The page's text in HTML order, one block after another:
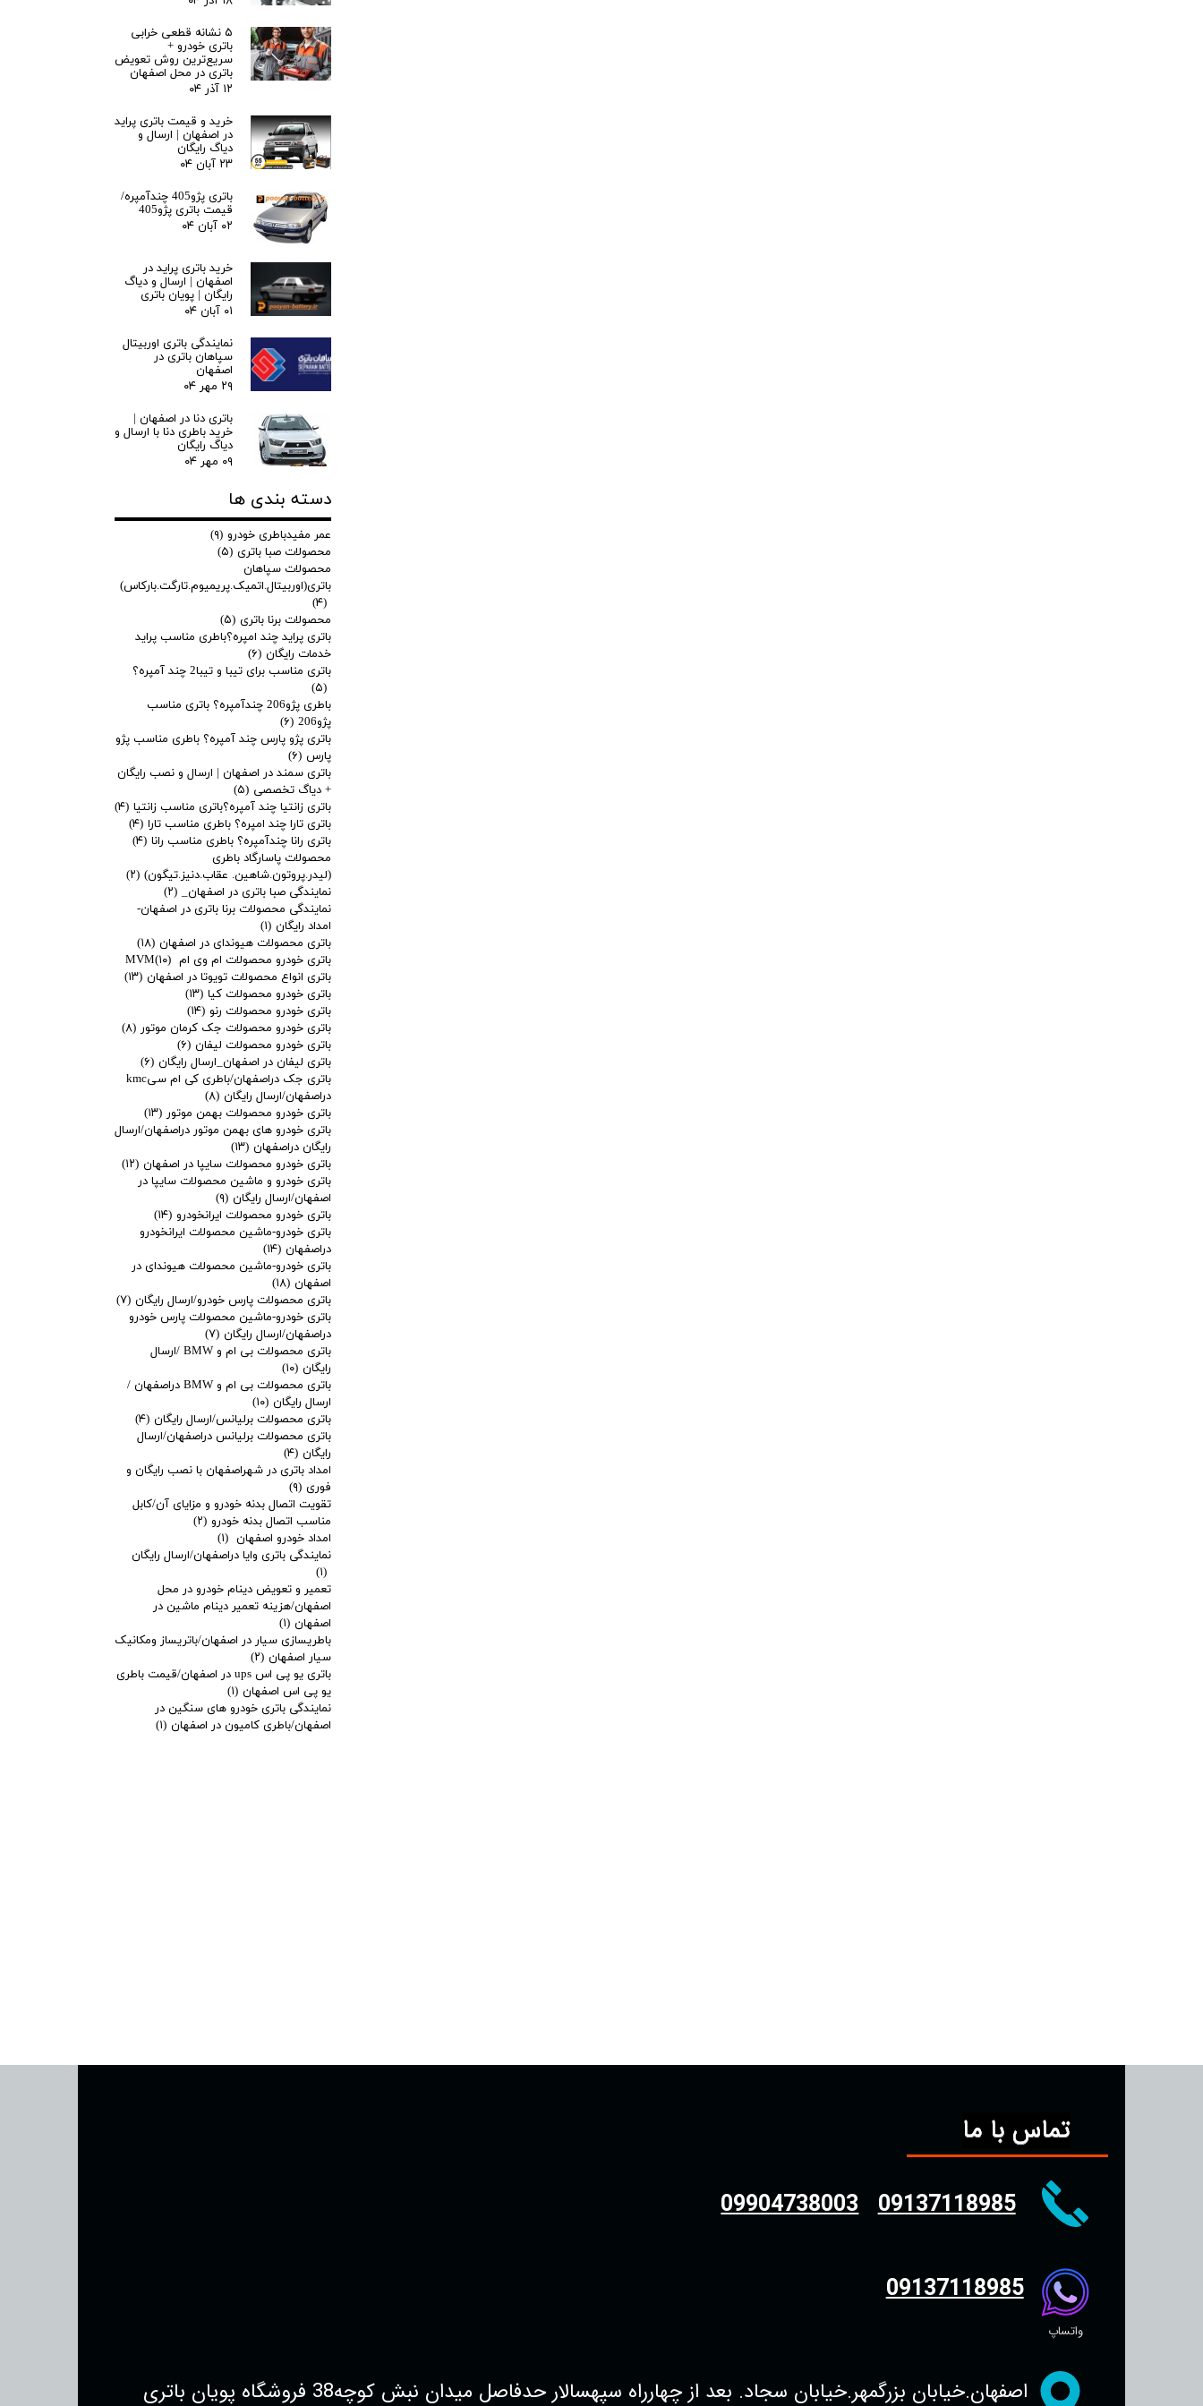
۵ نشانه قطعی خرابی
باتری خودرو +
سریع‌ترین روش تعویض
باتری در محل اصفهان
۱۲ آذر ۰۴
خرید و قیمت باتری پراید
در اصفهان | ارسال و
دیاگ رایگان
۲۳ آبان ۰۴
باتری پژو405 چندآمپره/
قیمت باتری پژو405
۰۲ آبان ۰۴
خرید باتری پراید در
اصفهان | ارسال و دیاگ
رایگان | پویان باتری
۰۱ آبان ۰۴
نمایندگی باتری اوربیتال
سپاهان باتری در
اصفهان
۲۹ مهر ۰۴
باتری دنا در اصفهان |
خرید باطری دنا با ارسال و
دیاگ رایگان
۰۹ مهر ۰۴
دسته بندی ها
عمر مفیدباطری خودرو (۹)
محصولات صبا باتری (۵)
محصولات سپاهان
باتری(اوربیتال.اتمیک.پریمیوم.تارگت.بارکاس)
(۴)
محصولات برنا باتری (۵)
باتری پراید چند امپره؟باطری مناسب پراید
خدمات رایگان (۶)
باتری مناسب برای تیبا و تیبا2 چند آمپره؟
(۵)
باطری پژو206 چندآمپره؟ باتری مناسب
پژو206
(۶)
باتری پژو پارس چند آمپره؟ باطری مناسب پژو
پارس (۶)
باتری سمند در اصفهان | ارسال و نصب رایگان
+ دیاگ تخصصی (۵)
باتری زانتیا چند آمپره؟باتری مناسب زانتیا (۴)
باتری تارا چند امپره؟ باطری مناسب تارا (۴)
باتری رانا چندآمپره؟ باطری مناسب رانا (۴)
محصولات پاسارگاد باطری
(لیدر.پروتون.شاهین. عقاب.دنیز.تیگون) (۲)
نمایندگی صبا باتری در اصفهان_ (۲)
نمایندگی محصولات برنا باتری در اصفهان-
امداد رایگان (۱)
باتری محصولات هیوندای در اصفهان (۱۸)
باتری خودرو محصولات ام وی ام MVM (۱۰)
باتری انواع محصولات تویوتا در اصفهان (۱۳)
باتری خودرو محصولات کیا (۱۳)
باتری خودرو محصولات رنو (۱۴)
باتری خودرو محصولات جک کرمان موتور (۸)
باتری خودرو محصولات لیفان (۶)
باتری لیفان در اصفهان_ارسال رایگان (۶)
باتری جک دراصفهان/باطری کی ام سیkmc
دراصفهان/ارسال رایگان (۸)
باتری خودرو محصولات بهمن موتور (۱۳)
باتری خودرو های بهمن موتور دراصفهان/ارسال
رایگان دراصفهان (۱۳)
باتری خودرو محصولات سایپا در اصفهان (۱۲)
باتری خودرو و ماشین محصولات سایپا در
اصفهان/ارسال رایگان (۹)
باتری خودرو محصولات ایرانخودرو (۱۴)
باتری خودرو-ماشین محصولات ایرانخودرو
دراصفهان (۱۴)
باتری خودرو-ماشین محصولات هیوندای در
اصفهان (۱۸)
باتری محصولات پارس خودرو/ارسال رایگان (۷)
باتری خودرو-ماشین محصولات پارس خودرو
دراصفهان/ارسال رایگان (۷)
باتری محصولات بی ام و BMW /ارسال
رایگان (۱۰)
باتری محصولات بی ام و BMW دراصفهان /
ارسال رایگان (۱۰)
باتری محصولات برلیانس/ارسال رایگان (۴)
باتری محصولات برلیانس دراصفهان/ارسال
رایگان (۴)
امداد باتری در شهراصفهان با نصب رایگان و
فوری (۹)
تقویت اتصال بدنه خودرو و مزایای آن/کابل
مناسب اتصال بدنه خودرو (۲)
امداد خودرو اصفهان (۱)
نمایندگی باتری وایا دراصفهان/ارسال رایگان
(۱)
تعمیر و تعویض دینام خودرو در محل
اصفهان/هزینه تعمیر دینام ماشین در
اصفهان (۱)
باطریسازی سیار در اصفهان/باتریساز ومکانیک
سیار اصفهان (۲)
باتری یو پی اس ups در اصفهان/قیمت باطری
یو پی اس اصفهان (۱)
نمایندگی باتری خودرو های سنگین در
اصفهان/باطری کامیون در اصفهان (۱)
تماس با ما
واتساپ
09904738003 09137118985
09137118985
اصفهان.خیابان بزرگمهر.خیابان سجاد. بعد از چهارراه سپهسالار حدفاصل میدان نبش کوچه38 فروشگاه پویان باتری